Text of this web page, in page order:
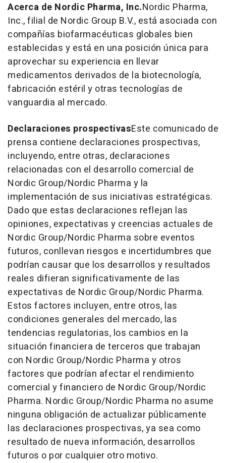
Acerca de Nordic Pharma, Inc.Nordic Pharma,
Inc., filial de Nordic Group B.V., está asociada con
compañías biofarmacéuticas globales bien
establecidas y está en una posición única para
aprovechar su experiencia en llevar
medicamentos derivados de la biotecnología,
fabricación estéril y otras tecnologías de
vanguardia al mercado.
Declaraciones prospectivasEste comunicado de
prensa contiene declaraciones prospectivas,
incluyendo, entre otras, declaraciones
relacionadas con el desarrollo comercial de
Nordic Group/Nordic Pharma y la
implementación de sus iniciativas estratégicas.
Dado que estas declaraciones reflejan las
opiniones, expectativas y creencias actuales de
Nordic Group/Nordic Pharma sobre eventos
futuros, conllevan riesgos e incertidumbres que
podrían causar que los desarrollos y resultados
reales difieran significativamente de las
expectativas de Nordic Group/Nordic Pharma.
Estos factores incluyen, entre otros, las
condiciones generales del mercado, las
tendencias regulatorias, los cambios en la
situación financiera de terceros que trabajan
con Nordic Group/Nordic Pharma y otros
factores que podrían afectar el rendimiento
comercial y financiero de Nordic Group/Nordic
Pharma. Nordic Group/Nordic Pharma no asume
ninguna obligación de actualizar públicamente
las declaraciones prospectivas, ya sea como
resultado de nueva información, desarrollos
futuros o por cualquier otro motivo.